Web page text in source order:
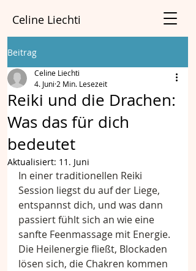
Celine Liechti
Beitrag
Reiki und die Drachen:
Was das für dich
bedeutet
Celine Liechti
4. Juni 2 Min. Lesezeit
Aktualisiert: 11. Juni
In einer traditionellen Reiki
Session liegst du auf der Liege,
entspannst dich, und was dann
passiert fühlt sich an wie eine
sanfte Feenmassage mit Energie.
Die Heilenergie fließt, Blockaden
lösen sich, die Chakren kommen